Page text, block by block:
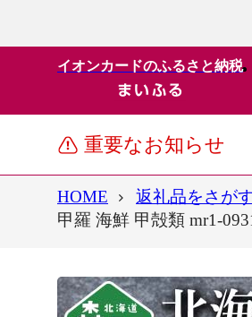
イオンカードのふるさと納税
重要なお知らせ
HOME 返礼品をさが
甲羅 海鮮 甲殻類 mr1-